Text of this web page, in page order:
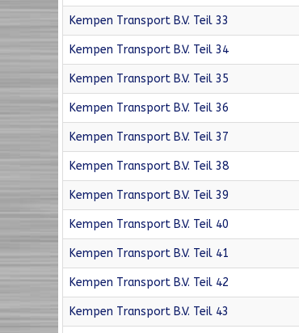
Kempen Transport B.V. Teil 33
Kempen Transport B.V. Teil 34
Kempen Transport B.V. Teil 35
Kempen Transport B.V. Teil 36
Kempen Transport B.V. Teil 37
Kempen Transport B.V. Teil 38
Kempen Transport B.V. Teil 39
Kempen Transport B.V. Teil 40
Kempen Transport B.V. Teil 41
Kempen Transport B.V. Teil 42
Kempen Transport B.V. Teil 43